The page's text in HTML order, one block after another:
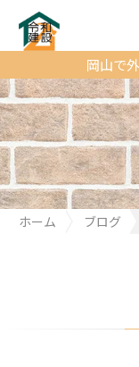
岡山で
ホーム
ブログ